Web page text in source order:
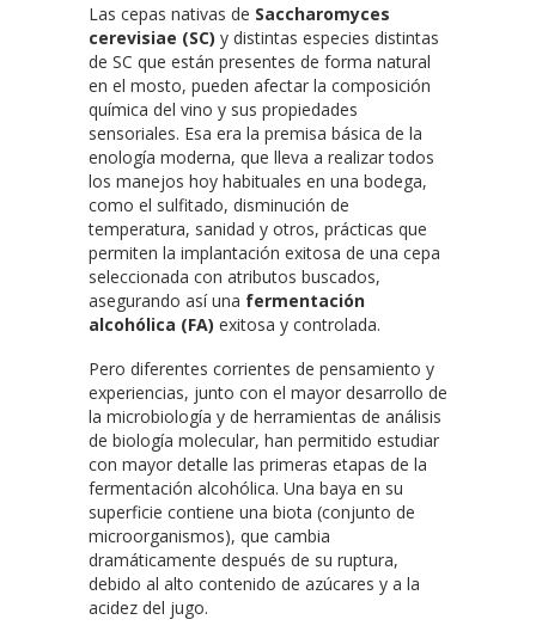
Las cepas nativas de Saccharomyces
cerevisiae (SC) y distintas especies distintas
de SC que están presentes de forma natural
en el mosto, pueden afectar la composición
química del vino y sus propiedades
sensoriales. Esa era la premisa básica de la
enología moderna, que lleva a realizar todos
los manejos hoy habituales en una bodega,
como el sulfitado, disminución de
temperatura, sanidad y otros, prácticas que
permiten la implantación exitosa de una cepa
seleccionada con atributos buscados,
asegurando así una fermentación
alcohólica (FA) exitosa y controlada.
Pero diferentes corrientes de pensamiento y
experiencias, junto con el mayor desarrollo de
la microbiología y de herramientas de análisis
de biología molecular, han permitido estudiar
con mayor detalle las primeras etapas de la
fermentación alcohólica. Una baya en su
superficie contiene una biota (conjunto de
microorganismos), que cambia
dramáticamente después de su ruptura,
debido al alto contenido de azúcares y a la
acidez del jugo.